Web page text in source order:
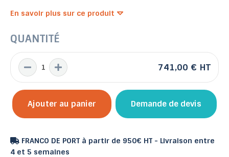
En savoir plus sur ce produit
QUANTITÉ
741,00 € HT
Ajouter au panier Demande de devis
FRANCO DE PORT à partir de 950€ HT - Livraison entre
4 et 5 semaines